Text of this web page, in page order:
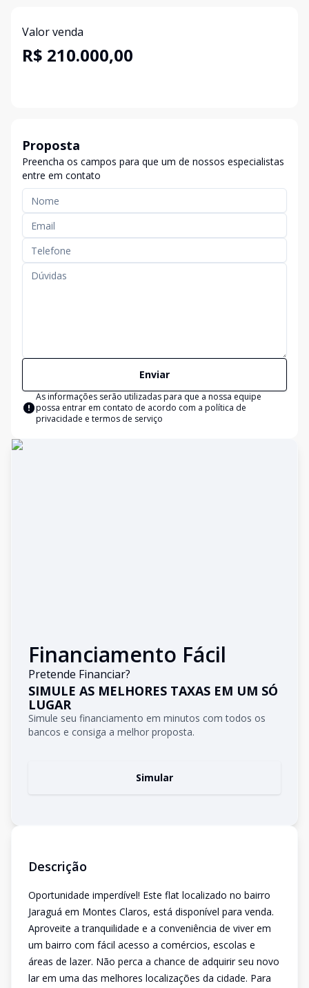
Valor venda
R$ 210.000,00
Proposta
Preencha os campos para que um de nossos especialistas
entre em contato
Enviar
As informações serão utilizadas para que a nossa equipe
possa entrar em contato de acordo com a política de
privacidade e termos de serviço
Financiamento Fácil
Pretende Financiar?
SIMULE AS MELHORES TAXAS EM UM SÓ
LUGAR
Simule seu financiamento em minutos com todos os
bancos e consiga a melhor proposta.
Simular
Descrição
Oportunidade imperdível! Este flat localizado no bairro
Jaraguá em Montes Claros, está disponível para venda.
Aproveite a tranquilidade e a conveniência de viver em
um bairro com fácil acesso a comércios, escolas e
áreas de lazer. Não perca a chance de adquirir seu novo
lar em uma das melhores localizações da cidade. Para